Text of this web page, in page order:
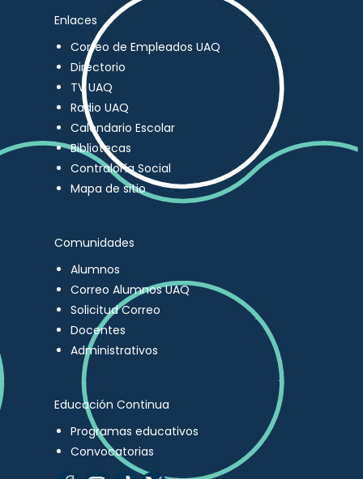
Enlaces
Correo de Empleados UAQ
Directorio
TV UAQ
Radio UAQ
Calendario Escolar
Bibliotecas
Contraloría Social
Mapa de sitio
Comunidades
Alumnos
Correo Alumnos UAQ
Solicitud Correo
Docentes
Administrativos
Educación Continua
Programas educativos
Convocatorias